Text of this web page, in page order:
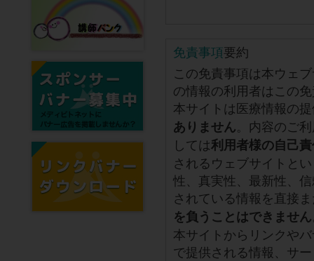
免責事項要約
この免責事項は本ウェ
の情報の利用者はこの
本サイトは医療情報の
ありません。内容のご
しては利用者様の自己
されるウェブサイトと
性、真実性、最新性、
されている情報を直接
を負うことはできません
本サイトからリンクや
で提供される情報、サ